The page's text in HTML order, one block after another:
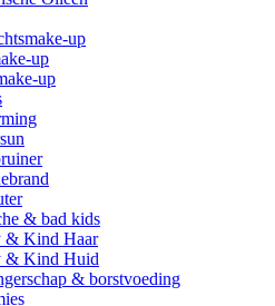
up
up
up
& bad kids
& Kind Haar
& Kind Huid
& borstvoeding